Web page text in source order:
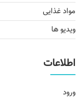
مواد غذایی
ویدیو ها
اطلاعات
ورود